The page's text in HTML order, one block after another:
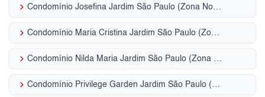
keyboard_arrow_right Condomínio Josefina Jardim São Paulo (Zona Norte)
keyboard_arrow_right Condomínio Maria Cristina Jardim São Paulo (Zona Norte)
keyboard_arrow_right Condomínio Nilda Maria Jardim São Paulo (Zona Norte)
keyboard_arrow_right Condomínio Privilege Garden Jardim São Paulo (Zona Norte)